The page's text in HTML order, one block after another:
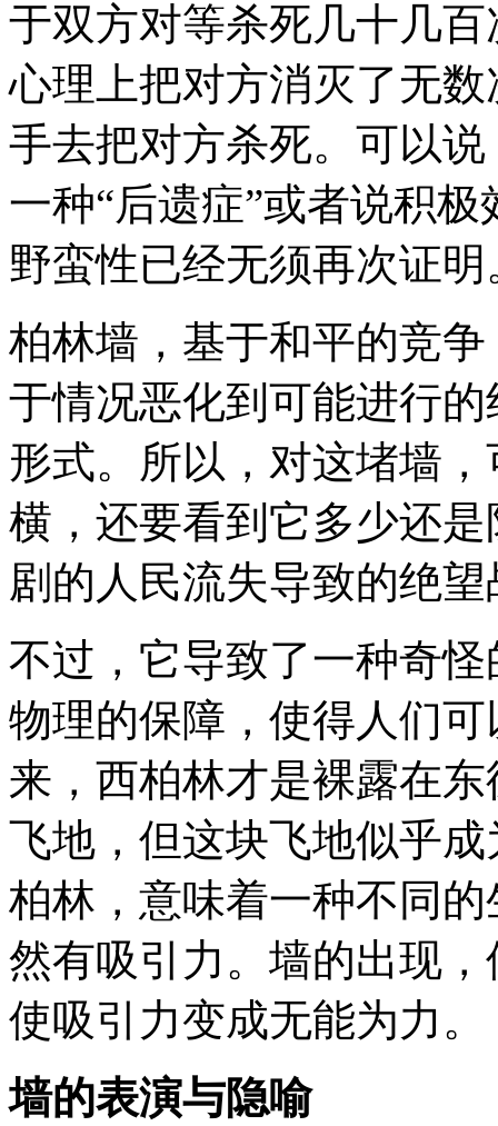
于双方对等杀死几十几
心理上把对方消灭了无
手去把对方杀死。可以
一种“后遗症”或者说积
野蛮性已经无须再次证明
柏林墙，基于和平的竞
于情况恶化到可能进行
形式。所以，对这堵墙
横，还要看到它多少还
剧的人民流失导致的绝
不过，它导致了一种奇
物理的保障，使得人们
来，西柏林才是裸露在
飞地，但这块飞地似乎
柏林，意味着一种不同
然有吸引力。墙的出现
使吸引力变成无能为力。
墙的表演与隐喻